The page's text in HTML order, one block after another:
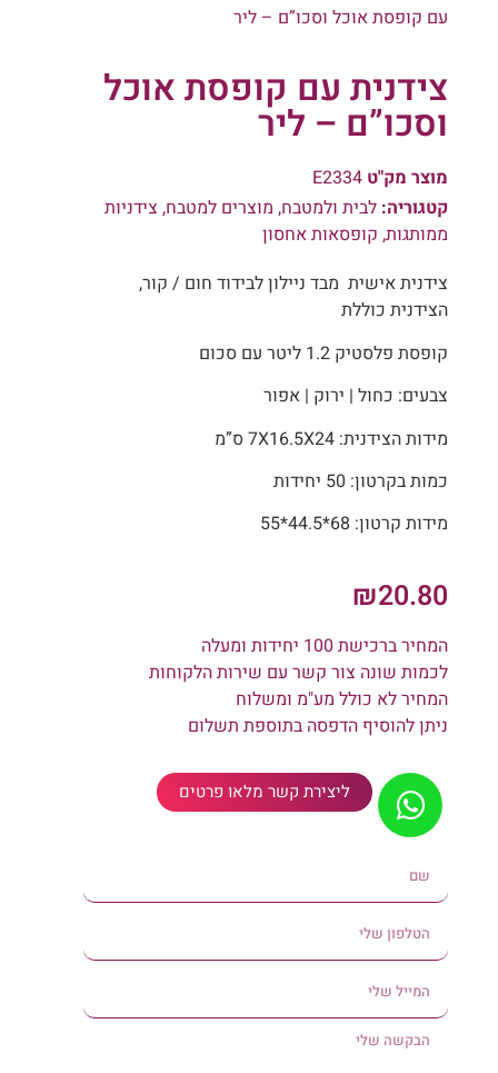
עם קופסת אוכל וסכו”ם – ליר
צידנית עם קופסת אוכל
וסכו”ם – ליר
מוצר מק"ט E2334
קטגוריה: לבית ולמטבח, מוצרים למטבח, צידניות
ממותגות, קופסאות אחסון
צידנית אישית מבד ניילון לבידוד חום / קור,
הצידנית כוללת
קופסת פלסטיק 1.2 ליטר עם סכום
צבעים: כחול | ירוק | אפור
מידות הצידנית: 7X16.5X24 ס”מ
כמות בקרטון: 50 יחידות
מידות קרטון: 68*44.5*55
₪20.80
המחיר ברכישת 100 יחידות ומעלה
לכמות שונה צור קשר עם שירות הלקוחות
המחיר לא כולל מע"מ ומשלוח
ניתן להוסיף הדפסה בתוספת תשלום
ליצירת קשר מלאו פרטים